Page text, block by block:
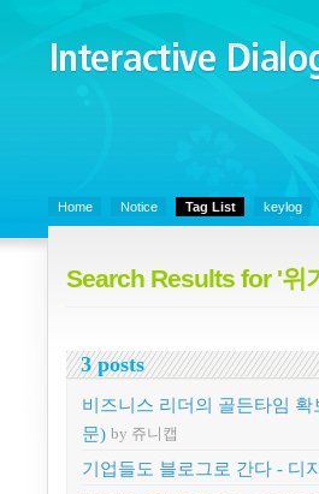
Interactive
PR 2.0
Home Notice Tag List keylog
Search Results for '위
3 posts
비즈니스 리더의 골든타임
문) by 쥬니캡
기업들도 블로그로 간다 - 디